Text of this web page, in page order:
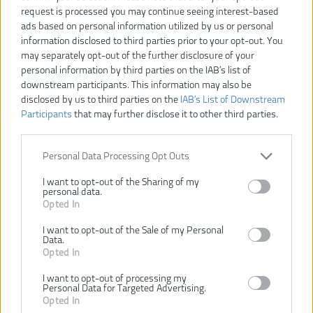
request is processed you may continue seeing interest-based
ads based on personal information utilized by us or personal
information disclosed to third parties prior to your opt-out. You
may separately opt-out of the further disclosure of your
personal information by third parties on the IAB’s list of
downstream participants. This information may also be
disclosed by us to third parties on the IAB’s List of Downstream
Participants that may further disclose it to other third parties.
Personal Data Processing Opt Outs
I want to opt-out of the Sharing of my
personal data.
Opted In
I want to opt-out of the Sale of my Personal
Data.
Opted In
I want to opt-out of processing my
Personal Data for Targeted Advertising.
Opted In
Dostupné tiež ako
R18DD3-0
bez batérie
R18DD3-120S
1 × 2,0 Ah
R18DD3-220S
2 × 2,0 Ah
R18DD3-140S
1 × 4,0 Ah
R18DD3-225S
2 × 2,5 Ah
R18DD3-252S
1 × 2,0 Ah
Číslo produktu:
R18DD3-242S
Výrobca: